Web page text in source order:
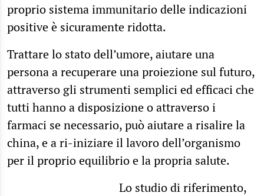
proprio sistema immunitario delle indicazioni
positive è sicuramente ridotta.
Trattare lo stato dell’umore, aiutare una
persona a recuperare una proiezione sul futuro,
attraverso gli strumenti semplici ed efficaci che
tutti hanno a disposizione o attraverso i
farmaci se necessario, può aiutare a risalire la
china, e a ri-iniziare il lavoro dell’organismo
per il proprio equilibrio e la propria salute.
Lo studio di riferimento,